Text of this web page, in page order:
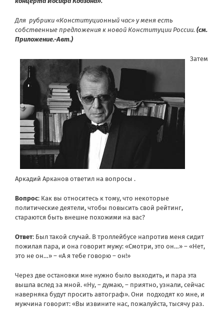
Для рубрики «Конституционный час» у меня есть
собственные предложения к новой Конституции России. (см.
Приложение.-Авт.)
Затем
Аркадий Арканов ответил на вопросы .
Вопрос: Как вы относитесь к тому, что некоторые
политические деятели, чтобы повысить свой рейтинг,
стараются быть внешне похожими на вас?
Ответ: Был такой случай. В троллейбусе напротив меня сидит
пожилая пара, и она говорит мужу: «Смотри, это он…» – «Нет,
это не он…» – «А я тебе говорю – он!»
Через две остановки мне нужно было выходить, и пара эта
вышла вслед за мной. «Ну, – думаю, – приятно, узнали, сейчас
наверняка будут просить автограф». Они подходят ко мне, и
мужчина говорит: «Вы извините нас, пожалуйста, тысячу раз.